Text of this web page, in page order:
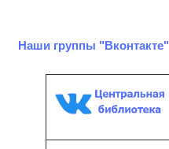
Наши группы "Вконтакте"